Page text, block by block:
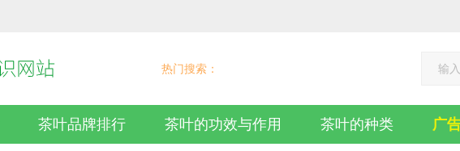
热门搜索：
茶叶品牌排行 茶叶的功效与作用 茶叶的种类 广